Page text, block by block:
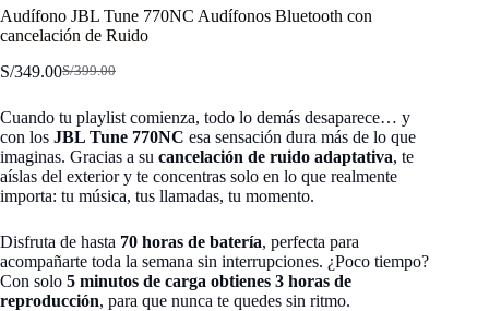
Audífono JBL Tune 770NC Audífonos Bluetooth con
cancelación de Ruido
S/399.00
El
original
era:
S/399.00.
S/349.00El
actual
es:
S/349.00.
Cuando tu playlist comienza, todo lo demás desaparece… y
con los JBL Tune 770NC esa sensación dura más de lo que
imaginas. Gracias a su cancelación de ruido adaptativa, te
aíslas del exterior y te concentras solo en lo que realmente
importa: tu música, tus llamadas, tu momento.
Disfruta de hasta 70 horas de batería, perfecta para
acompañarte toda la semana sin interrupciones. ¿Poco tiempo?
Con solo 5 minutos de carga obtienes 3 horas de
reproducción, para que nunca te quedes sin ritmo.